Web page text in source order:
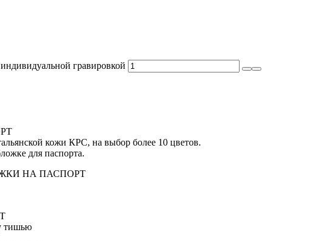
гравировкой
кожи КРС, на выбор более 10 цветов.
для паспорта.
НА ПАСПОРТ
тишью